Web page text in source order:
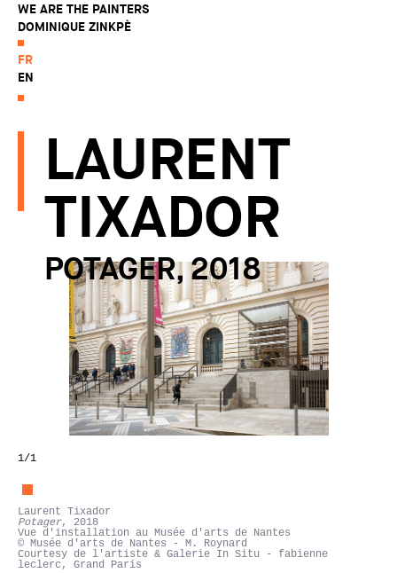
WE ARE THE PAINTERS
DOMINIQUE ZINKPÈ
FR
EN
LAURENT
TIXADOR
POTAGER, 2018
1/1
Laurent Tixador
Potager, 2018
Vue d'installation au Musée d'arts de Nantes
© Musée d'arts de Nantes - M. Roynard
Courtesy de l'artiste & Galerie In Situ - fabienne
leclerc, Grand Paris